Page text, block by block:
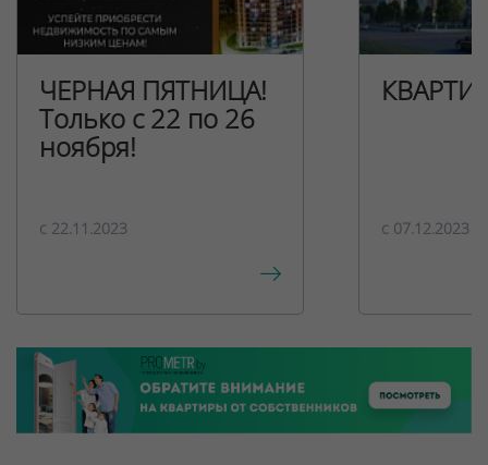
ЧЕРНАЯ ПЯТНИЦА!
Только с 22 по 26
ноября!
c 22.11.2023 c 07.12.2023